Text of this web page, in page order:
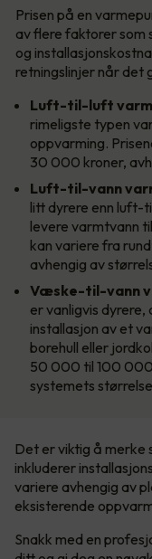
Prisen på en
av flere faktorer som
og
retningslinjer når det
Luft-til-luft
rimeligste typen
oppvarming.
30 000 kroner,
Luft-til-vann
litt dyrere enn luft-
levere varmtvann
kan variere fra
avhengig av
Væske-til-vann
er vanligvis
installasjon av et
borehull eller
50 000 til 100 000
systemets
Det er viktig å merke
inkluderer
variere avhengig av
eksisterende
Snakk med en